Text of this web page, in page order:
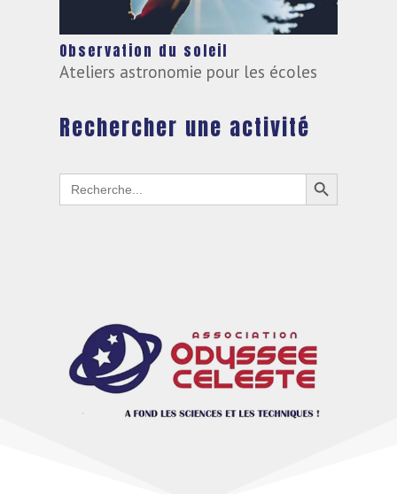
Observation du soleil
Ateliers astronomie pour les écoles
Rechercher une activité
Search
for:
Search Button